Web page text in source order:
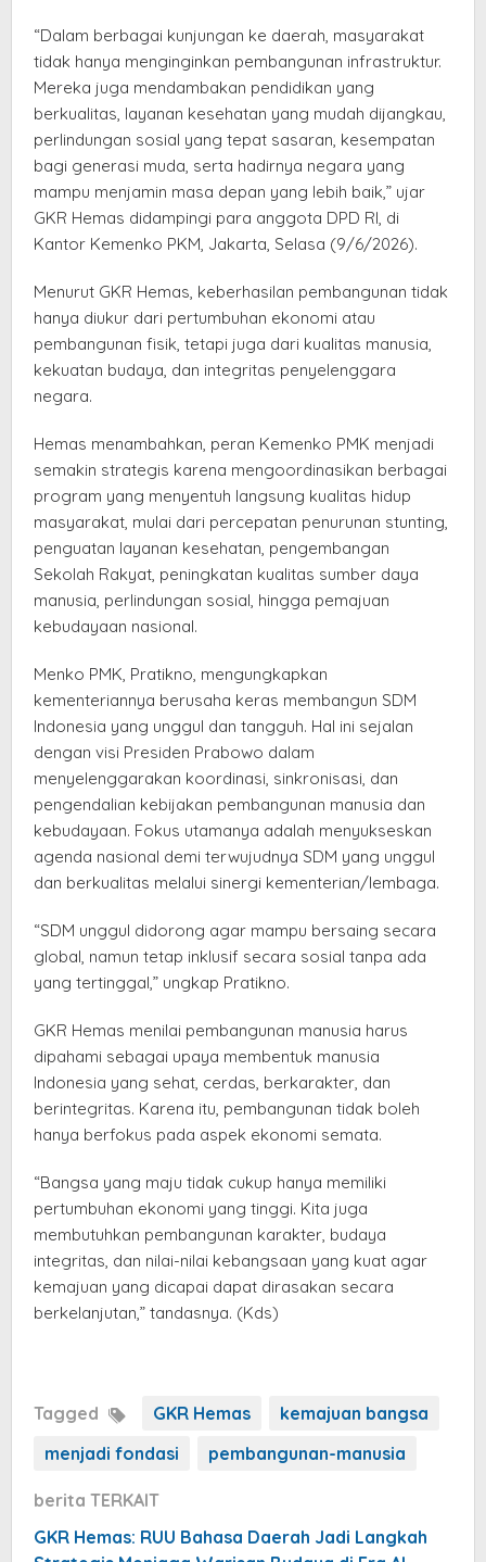
“Dalam berbagai kunjungan ke daerah, masyarakat
tidak hanya menginginkan pembangunan infrastruktur.
Mereka juga mendambakan pendidikan yang
berkualitas, layanan kesehatan yang mudah dijangkau,
perlindungan sosial yang tepat sasaran, kesempatan
bagi generasi muda, serta hadirnya negara yang
mampu menjamin masa depan yang lebih baik,” ujar
GKR Hemas didampingi para anggota DPD RI, di
Kantor Kemenko PKM, Jakarta, Selasa (9/6/2026).
Menurut GKR Hemas, keberhasilan pembangunan tidak
hanya diukur dari pertumbuhan ekonomi atau
pembangunan fisik, tetapi juga dari kualitas manusia,
kekuatan budaya, dan integritas penyelenggara
negara.
Hemas menambahkan, peran Kemenko PMK menjadi
semakin strategis karena mengoordinasikan berbagai
program yang menyentuh langsung kualitas hidup
masyarakat, mulai dari percepatan penurunan stunting,
penguatan layanan kesehatan, pengembangan
Sekolah Rakyat, peningkatan kualitas sumber daya
manusia, perlindungan sosial, hingga pemajuan
kebudayaan nasional.
Menko PMK, Pratikno, mengungkapkan
kementeriannya berusaha keras membangun SDM
Indonesia yang unggul dan tangguh. Hal ini sejalan
dengan visi Presiden Prabowo dalam
menyelenggarakan koordinasi, sinkronisasi, dan
pengendalian kebijakan pembangunan manusia dan
kebudayaan. Fokus utamanya adalah menyukseskan
agenda nasional demi terwujudnya SDM yang unggul
dan berkualitas melalui sinergi kementerian/lembaga.
“SDM unggul didorong agar mampu bersaing secara
global, namun tetap inklusif secara sosial tanpa ada
yang tertinggal,” ungkap Pratikno.
GKR Hemas menilai pembangunan manusia harus
dipahami sebagai upaya membentuk manusia
Indonesia yang sehat, cerdas, berkarakter, dan
berintegritas. Karena itu, pembangunan tidak boleh
hanya berfokus pada aspek ekonomi semata.
“Bangsa yang maju tidak cukup hanya memiliki
pertumbuhan ekonomi yang tinggi. Kita juga
membutuhkan pembangunan karakter, budaya
integritas, dan nilai-nilai kebangsaan yang kuat agar
kemajuan yang dicapai dapat dirasakan secara
berkelanjutan,” tandasnya. (Kds)
Tagged GKR Hemas
kemajuan bangsa
menjadi fondasi
pembangunan-manusia
berita TERKAIT
GKR Hemas: RUU Bahasa Daerah Jadi Langkah